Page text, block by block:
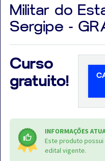
VIVO
GRATUITAS!
Militar do
Sergipe -
Curso
gratuito!
INFORMAÇÕES
Este produto
edital vigente.